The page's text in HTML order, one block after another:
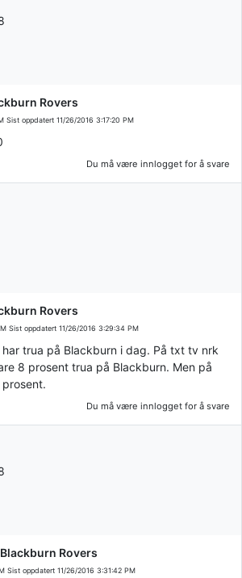
Rovers
Sist oppdatert 11/26/2016 3:17:20 PM
Du må være innlogget for å svare
Rovers
Sist oppdatert 11/26/2016 3:29:34 PM
trua på Blackburn i dag. På txt tv nrk
8 prosent trua på Blackburn. Men på
Du må være innlogget for å svare
Rovers
Sist oppdatert 11/26/2016 3:31:42 PM